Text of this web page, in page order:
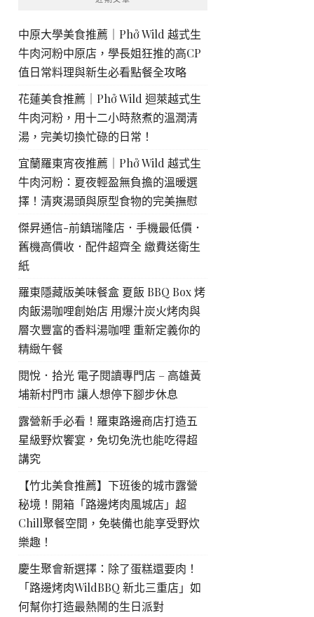
中原大學美食推薦｜Phở Wild 越式生
牛肉河粉中原店，學長姐狂推的高CP
值日常料理與新生必看點餐全攻略
花蓮美食推薦｜Phở Wild 迴萊越式生
牛肉河粉，用十二小時熬煮的溫潤清
湯，完美切換忙碌的日常！
宜蘭羅東宵夜推薦｜Phở Wild 越式生
牛肉河粉：夏夜輕盈無負擔的溫暖選
擇！清爽湯頭與原型食物的完美撫慰
傑昇通信-前鎮瑞隆店．手機最低價．
舊機高價收．配件超齊全 繳費送衛生
紙
羅東隱藏版美味餐盒 夏飯 BBQ Box 烤
肉飯湯咖哩創始店 用爆汁炭火烤肉與
層次豐富的香料湯咖哩 重新定義你的
精緻午餐
閱悅．拾光 電子閱讀專門店 – 高雄黃
埔新村門市 讓人想停下腳步休息
露營新手必看！羅東路邊商店打造五
星級野炊饗宴，免切免洗也能吃得超
講究
【竹北美食推薦】下班後的城市露營
秘境！開箱「路邊烤肉風城店」超
Chill聚餐空間，免裝備也能享受野炊
樂趣！
慶生聚會新選擇：除了蛋糕還要肉！
「路邊烤肉WildBBQ 新北三重店」如
何幫你打造最熱鬧的生日派對